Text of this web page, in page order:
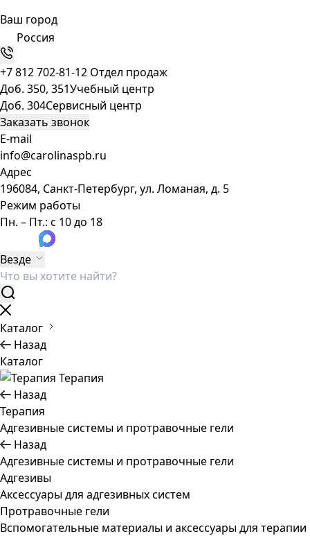
Ваш город
Россия
+7 812 702-81-12 Отдел продаж
Доб. 350, 351Учебный центр
Доб. 304Сервисный центр
Заказать звонок
E-mail
info@carolinaspb.ru
Адрес
196084, Санкт-Петербург, ул. Ломаная, д. 5
Режим работы
Пн. – Пт.: с 10 до 18
Везде
Каталог
Назад
Каталог
Терапия
Назад
Терапия
Адгезивные системы и протравочные гели
Назад
Адгезивные системы и протравочные гели
Адгезивы
Аксессуары для адгезивных систем
Протравочные гели
Вспомогательные материалы и аксессуары для терапии